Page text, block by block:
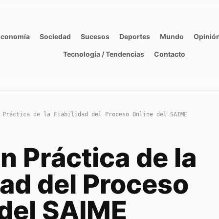
Sociedad Sucesos Deportes Mundo
Tecnología / Tendencias Contacto
Práctica de la Fiabilidad del Proceso Online del SAIME
Práctica de la
del Proceso
SAIME